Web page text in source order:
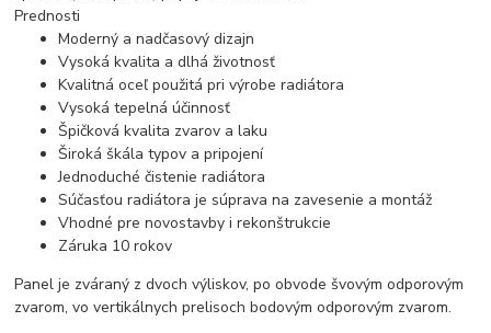
Prednosti
Moderný a nadčasový dizajn
Vysoká kvalita a dlhá životnosť
Kvalitná oceľ použitá pri výrobe radiátora
Vysoká tepelná účinnosť
Špičková kvalita zvarov a laku
Široká škála typov a pripojení
Jednoduché čistenie radiátora
Súčasťou radiátora je súprava na zavesenie a montáž
Vhodné pre novostavby i rekonštrukcie
Záruka 10 rokov
Panel je zváraný z dvoch výliskov, po obvode švovým odporovým
zvarom, vo vertikálnych prelisoch bodovým odporovým zvarom.